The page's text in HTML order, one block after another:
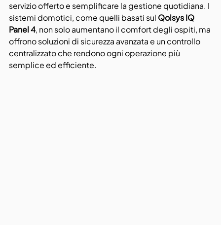
servizio offerto e semplificare la gestione quotidiana. I
sistemi domotici, come quelli basati sul Qolsys IQ
Panel 4, non solo aumentano il comfort degli ospiti, ma
offrono soluzioni di sicurezza avanzata e un controllo
centralizzato che rendono ogni operazione più
semplice ed efficiente.